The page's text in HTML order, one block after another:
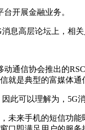
开展金融业务。
息高层论坛上，相
通信协会推出的
就是典型的富媒体通
此可以理解为，5G
未来手机的短信功